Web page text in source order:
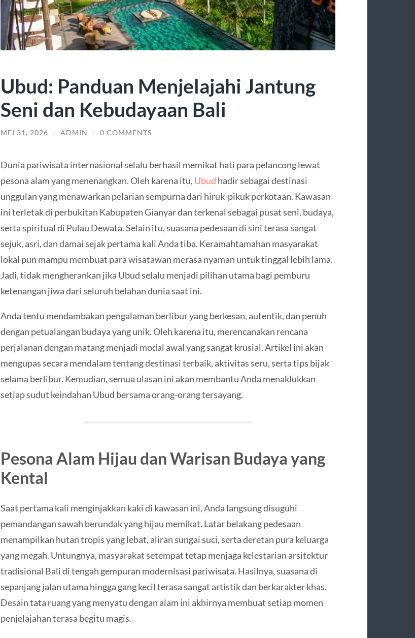
Ubud: Panduan Menjelajahi Jantung
Seni dan Kebudayaan Bali
MEI 31, 2026 / ADMIN / 0 COMMENTS
Dunia pariwisata internasional selalu berhasil memikat hati para pelancong lewat
pesona alam yang menenangkan. Oleh karena itu, Ubud hadir sebagai destinasi
unggulan yang menawarkan pelarian sempurna dari hiruk-pikuk perkotaan. Kawasan
ini terletak di perbukitan Kabupaten Gianyar dan terkenal sebagai pusat seni, budaya,
serta spiritual di Pulau Dewata. Selain itu, suasana pedesaan di sini terasa sangat
sejuk, asri, dan damai sejak pertama kali Anda tiba. Keramahtamahan masyarakat
lokal pun mampu membuat para wisatawan merasa nyaman untuk tinggal lebih lama.
Jadi, tidak mengherankan jika Ubud selalu menjadi pilihan utama bagi pemburu
ketenangan jiwa dari seluruh belahan dunia saat ini.
Anda tentu mendambakan pengalaman berlibur yang berkesan, autentik, dan penuh
dengan petualangan budaya yang unik. Oleh karena itu, merencanakan rencana
perjalanan dengan matang menjadi modal awal yang sangat krusial. Artikel ini akan
mengupas secara mendalam tentang destinasi terbaik, aktivitas seru, serta tips bijak
selama berlibur. Kemudian, semua ulasan ini akan membantu Anda menaklukkan
setiap sudut keindahan Ubud bersama orang-orang tersayang.
Pesona Alam Hijau dan Warisan Budaya yang
Kental
Saat pertama kali menginjakkan kaki di kawasan ini, Anda langsung disuguhi
pemandangan sawah berundak yang hijau memikat. Latar belakang pedesaan
menampilkan hutan tropis yang lebat, aliran sungai suci, serta deretan pura keluarga
yang megah. Untungnya, masyarakat setempat tetap menjaga kelestarian arsitektur
tradisional Bali di tengah gempuran modernisasi pariwisata. Hasilnya, suasana di
sepanjang jalan utama hingga gang kecil terasa sangat artistik dan berkarakter khas.
Desain tata ruang yang menyatu dengan alam ini akhirnya membuat setiap momen
penjelajahan terasa begitu magis.